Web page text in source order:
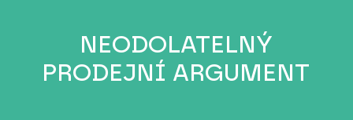
NEODOLATELNÝ
PRODEJNÍ ARGUMENT